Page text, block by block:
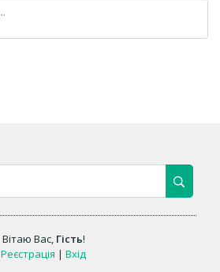
Вітаю Вас, Гість!
Реєстрація | Вхід